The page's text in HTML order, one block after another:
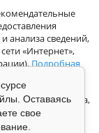
анализа сведений,
«Интернет»,
Подробная
ул.Кузбасская 33а,
Оставаясь
свое